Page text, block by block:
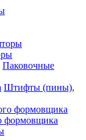
Паковочные
Штифты (пины),
формовщика